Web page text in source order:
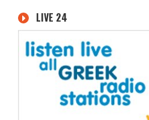
LIVE 24